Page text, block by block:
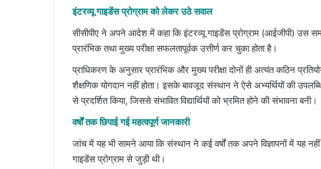
इंटरव्यू गाइडेंस प्रोग्राम को लेकर उठे सवाल
सीसीपीए ने अपने आदेश में कहा कि इंटरव्यू गाइडेंस प्रोग्राम (आईजीपी) उस
प्रारंभिक तथा मुख्य परीक्षा सफलतापूर्वक उत्तीर्ण कर चुका होता है।
प्राधिकरण के अनुसार प्रारंभिक और मुख्य परीक्षा दोनों ही अत्यंत कठिन
शैक्षणिक योगदान नहीं होता। इसके बावजूद संस्थान ने ऐसे अभ्यर्थियों की
से प्रदर्शित किया, जिससे संभावित विद्यार्थियों को भ्रमित होने की संभावना बनी।
वर्षों तक छिपाई गई महत्वपूर्ण जानकारी
जांच में यह भी सामने आया कि संस्थान ने कई वर्षों तक अपने विज्ञापनों में यह
गाइडेंस प्रोग्राम से जुड़ी थी।